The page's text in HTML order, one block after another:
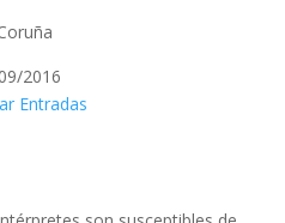
2016
Entradas